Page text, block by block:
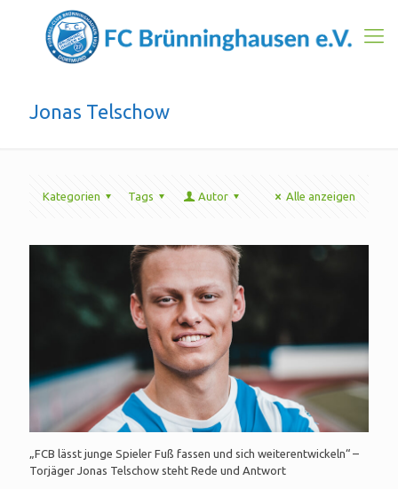
Jonas Telschow
Kategorien Tags Autor Alle anzeigen
„FCB lässt junge Spieler Fuß fassen und sich weiterentwickeln“ –
Torjäger Jonas Telschow steht Rede und Antwort